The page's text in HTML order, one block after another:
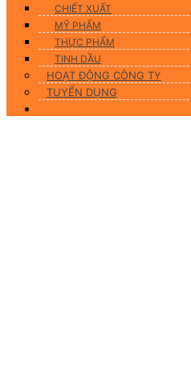
CHIẾT XUẤT
MỸ PHẨM
THỰC PHẨM
TINH DẦU
HOẠT ĐỘNG CÔNG TY
TUYỂN DỤNG